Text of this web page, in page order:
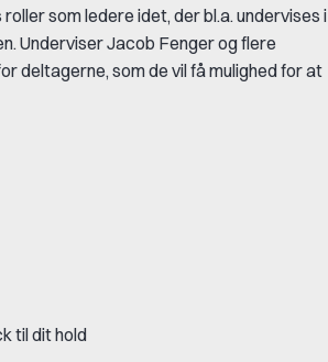
som ledere idet, der bl.a. undervises i
Underviser Jacob Fenger og flere
som de vil få mulighed for at
til dit hold